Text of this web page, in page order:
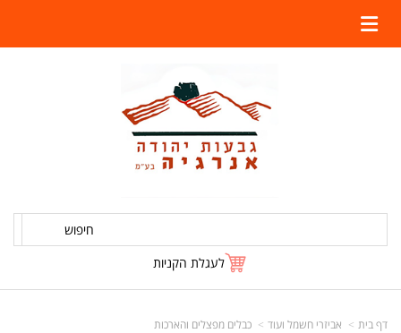
חיפוש
לעגלת הקניות
דף בית אביזרי חשמל ועוד כבלים מפצלים והארכות